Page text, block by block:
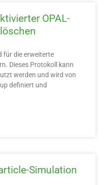
OPAL-
für die erweiterte
Dieses Protokoll kann
werden und wird von
definiert und
Simulation